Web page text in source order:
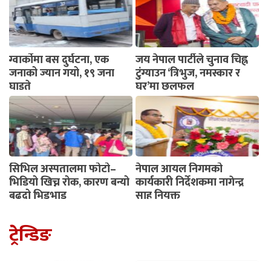
ग्वार्कोमा बस दुर्घटना, एक
जनाको ज्यान गयो, १९ जना
घाइते
जय नेपाल पार्टीले चुनाव चिह्न
टुंग्याउन ‘त्रिभुज, नमस्कार र
घर’मा छलफल
सिभिल अस्पतालमा फोटो–
भिडियो खिच्न रोक, कारण बन्यो
बढ्दो भिडभाड
नेपाल आयल निगमको
कार्यकारी निर्देशकमा नागेन्द्र
साह नियुक्त
ट्रेन्डिङ